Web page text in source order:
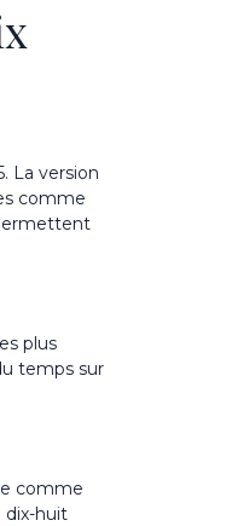
La version
comme
plus
temps sur
comme
dix-huit